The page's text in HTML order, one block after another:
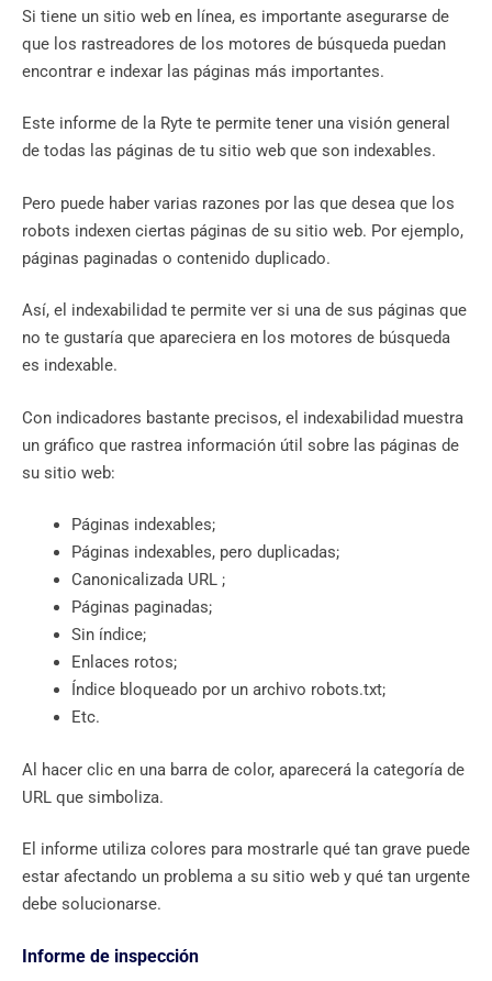
Si tiene un sitio web en línea, es importante asegurarse de
que los rastreadores de los motores de búsqueda puedan
encontrar e indexar las páginas más importantes.
Este informe de la Ryte te permite tener una visión general
de todas las páginas de tu sitio web que son indexables.
Pero puede haber varias razones por las que desea que los
robots indexen ciertas páginas de su sitio web. Por ejemplo,
páginas paginadas o contenido duplicado.
Así, el indexabilidad te permite ver si una de sus páginas que
no te gustaría que apareciera en los motores de búsqueda
es indexable.
Con indicadores bastante precisos, el indexabilidad muestra
un gráfico que rastrea información útil sobre las páginas de
su sitio web:
Páginas indexables;
Páginas indexables, pero duplicadas;
Canonicalizada URL ;
Páginas paginadas;
Sin índice;
Enlaces rotos;
Índice bloqueado por un archivo robots.txt;
Etc.
Al hacer clic en una barra de color, aparecerá la categoría de
URL que simboliza.
El informe utiliza colores para mostrarle qué tan grave puede
estar afectando un problema a su sitio web y qué tan urgente
debe solucionarse.
Informe de inspección